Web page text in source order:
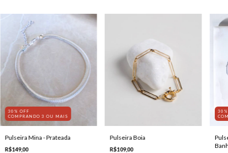
30% OFF
COMPRANDO 3 OU MAIS
Pulseira Mina - Prateada
R$149,00
Pulseira Boia
R$109,00